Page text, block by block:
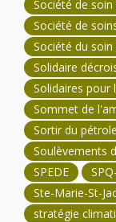
Société de soin
Société de
Société du soin
Solidaire
Solidaires pour
Sommet de
Sortir du pétrole
Soulèvements
SPEDE
Ste-Marie-St-
stratégie